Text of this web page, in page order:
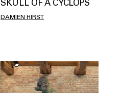
SKULL OF A CYCLOPS
DAMIEN HIRST